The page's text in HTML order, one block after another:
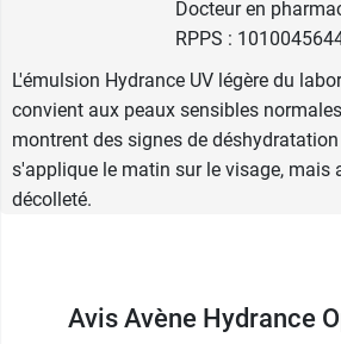
Docteur en
RPPS :
L'émulsion Hydrance UV légère du
convient aux peaux sensibles
montrent des signes de
s'applique le matin sur le visage, mais
décolleté.
Avis Avène Hydrance